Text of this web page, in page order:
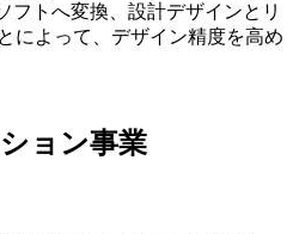
フトへ変換、設計デザインとリ
によって、デザイン精度を高め
ョン事業